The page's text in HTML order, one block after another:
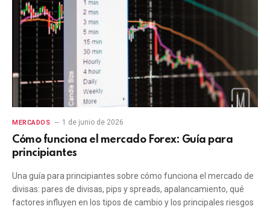
MERCADOS 1 de junio de 2026
Cómo funciona el mercado Forex: Guía para
principiantes
Una guía para principiantes sobre cómo funciona el mercado de
divisas: pares de divisas, pips y spreads, apalancamiento, qué
factores influyen en los tipos de cambio y los principales riesgos